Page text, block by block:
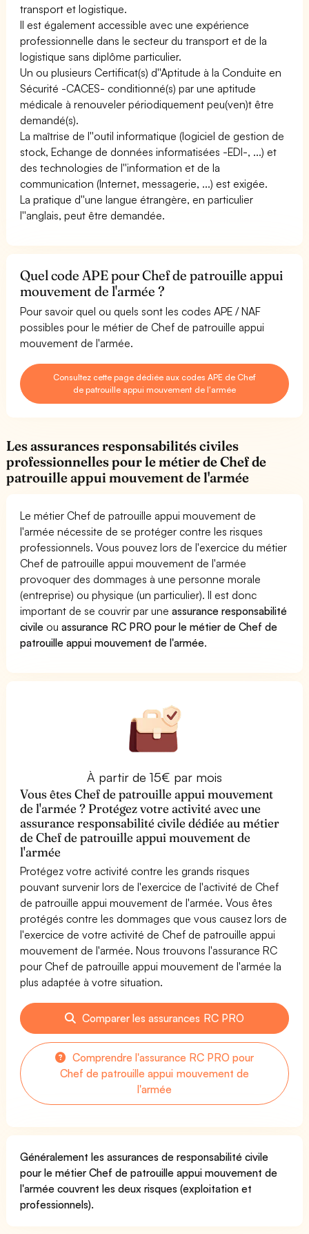
transport et logistique.
Il est également accessible avec une expérience
professionnelle dans le secteur du transport et de la
logistique sans diplôme particulier.
Un ou plusieurs Certificat(s) d''Aptitude à la Conduite en
Sécurité -CACES- conditionné(s) par une aptitude
médicale à renouveler périodiquement peu(ven)t être
demandé(s).
La maîtrise de l''outil informatique (logiciel de gestion de
stock, Echange de données informatisées -EDI-, ...) et
des technologies de l''information et de la
communication (Internet, messagerie, ...) est exigée.
La pratique d''une langue étrangère, en particulier
l''anglais, peut être demandée.
Quel code APE pour Chef de patrouille appui
mouvement de l'armée ?
Pour savoir quel ou quels sont les codes APE / NAF
possibles pour le métier de Chef de patrouille appui
mouvement de l'armée.
Consultez cette page dédiée aux codes APE de Chef
de patrouille appui mouvement de l'armée
Les assurances responsabilités civiles
professionnelles pour le métier de Chef de
patrouille appui mouvement de l'armée
Le métier Chef de patrouille appui mouvement de
l'armée nécessite de se protéger contre les risques
professionnels. Vous pouvez lors de l'exercice du métier
Chef de patrouille appui mouvement de l'armée
provoquer des dommages à une personne morale
(entreprise) ou physique (un particulier). Il est donc
important de se couvrir par uneassurance responsabilité
civile ouassurance RC PRO pour le métier de Chef de
patrouille appui mouvement de l'armée.
À partir de 15€ par mois
Vous êtes Chef de patrouille appui mouvement
de l'armée ? Protégez votre activité avec une
assurance responsabilité civile dédiée au métier
de Chef de patrouille appui mouvement de
l'armée
Protégez votre activité contre les grands risques
pouvant survenir lors de l'exercice de l'activité de Chef
de patrouille appui mouvement de l'armée. Vous êtes
protégés contre les dommages que vous causez lors de
l'exercice de votre activité de Chef de patrouille appui
mouvement de l'armée. Nous trouvons l'assurance RC
pour Chef de patrouille appui mouvement de l'armée la
plus adaptée à votre situation.
Comparer les assurances RC PRO
Comprendre l'assurance RC PRO pour
Chef de patrouille appui mouvement de
l'armée
Généralement les assurances de responsabilité civile
pour le métier Chef de patrouille appui mouvement de
l'armée couvrent les deux risques (exploitation et
professionnels).